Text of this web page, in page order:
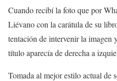
Cuando recibí la foto que por
Liévano con la carátula de su
tentación de intervenir la imagen
título aparecía de derecha a
Tomada al mejor estilo actual de